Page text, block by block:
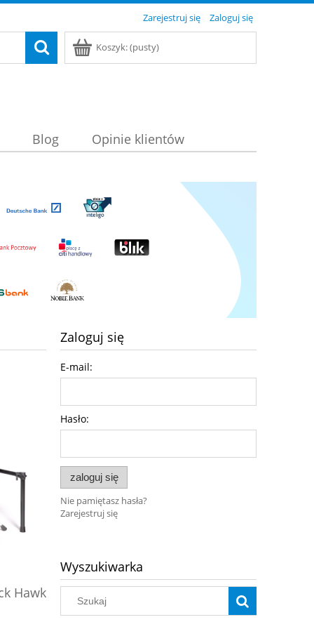
Zarejestruj się Zaloguj się
Koszyk:(pusty)
Blog Opinie klientów
Hawk
Pianino cyfrowe Black Hawk
Zaloguj się
E-mail:
Hasło:
zaloguj się
Nie pamiętasz hasła?
Zarejestruj się
Wyszukiwarka